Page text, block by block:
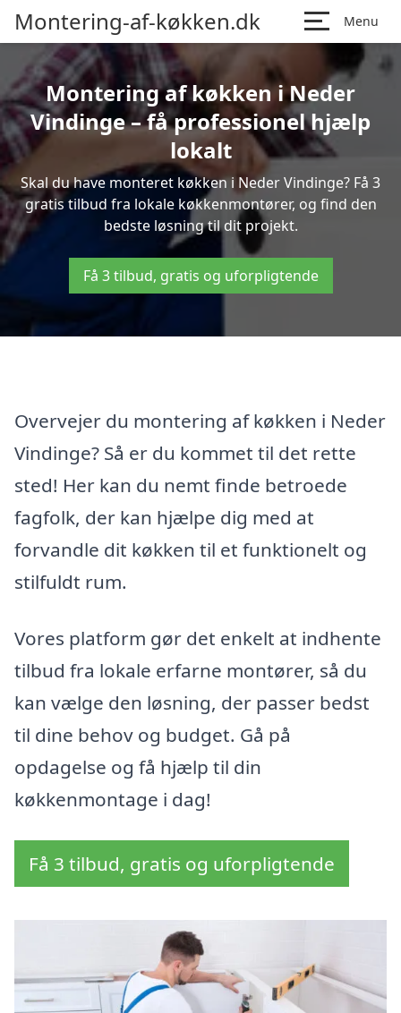
Montering-af-køkken.dk Menu
Montering af køkken i Neder
Vindinge – få professionel hjælp
lokalt
Skal du have monteret køkken i Neder Vindinge? Få 3
gratis tilbud fra lokale køkkenmontører, og find den
bedste løsning til dit projekt.
Få 3 tilbud, gratis og uforpligtende
Overvejer du montering af køkken i Neder
Vindinge? Så er du kommet til det rette
sted! Her kan du nemt finde betroede
fagfolk, der kan hjælpe dig med at
forvandle dit køkken til et funktionelt og
stilfuldt rum.
Vores platform gør det enkelt at indhente
tilbud fra lokale erfarne montører, så du
kan vælge den løsning, der passer bedst
til dine behov og budget. Gå på
opdagelse og få hjælp til din
køkkenmontage i dag!
Få 3 tilbud, gratis og uforpligtende